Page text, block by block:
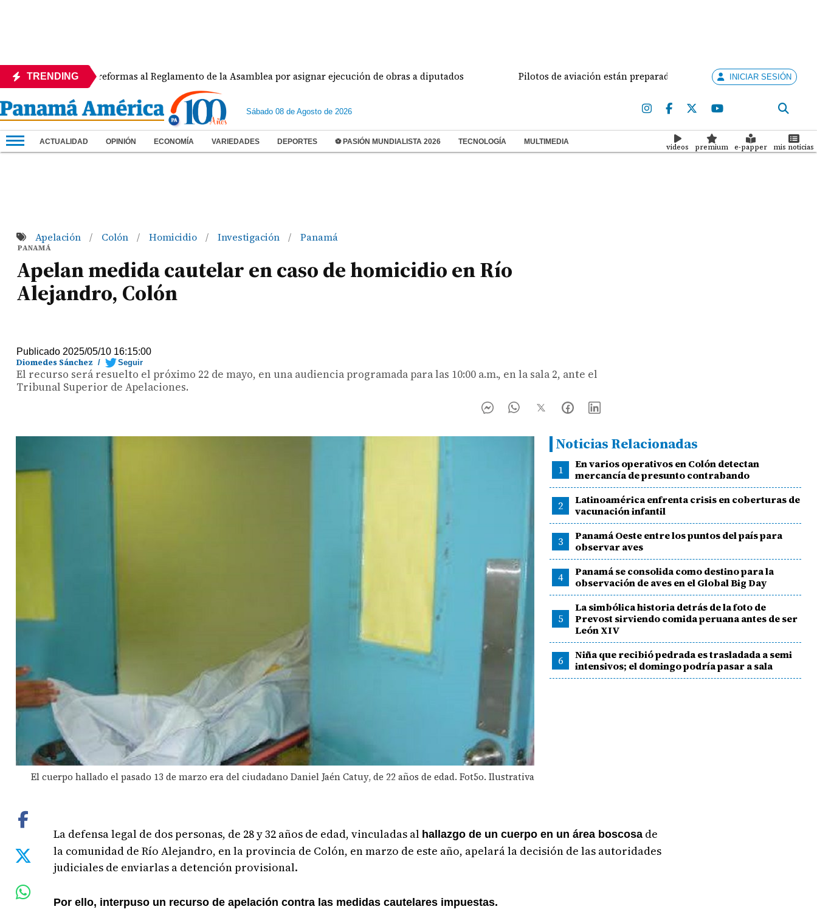
TRENDING
rechaza reformas al Reglamento de la Asamblea por asignar ejecución de obras a diputados Pilotos de aviación están preparados para ejercer la docenciaINICIAR SESIÓN
Sábado 08 de Agosto de 2026
ACTUALIDAD OPINIÓN ECONOMÍA VARIEDADES DEPORTES ⚽ PASIÓN MUNDIALISTA 2026 TECNOLOGÍA MULTIMEDIA
videos premium e-papper mis noticias
Apelación / Colón / Homicidio / Investigación / Panamá
PANAMÁ
Apelan medida cautelar en caso de homicidio en Río
Alejandro, Colón
Publicado 2025/05/10 16:15:00
Diomedes Sánchez / Seguir
El recurso será resuelto el próximo 22 de mayo, en una audiencia programada para las 10:00 a.m., en la sala 2, ante el
Tribunal Superior de Apelaciones.
El cuerpo hallado el pasado 13 de marzo era del ciudadano Daniel Jaén Catuy, de 22 años de edad. Fot5o. Ilustrativa
Noticias Relacionadas
1
En varios operativos en Colón detectan
mercancía de presunto contrabando
2
Latinoamérica enfrenta crisis en coberturas de
vacunación infantil
3
Panamá Oeste entre los puntos del país para
observar aves
4
Panamá se consolida como destino para la
observación de aves en el Global Big Day
5
La simbólica historia detrás de la foto de
Prevost sirviendo comida peruana antes de ser
León XIV
6
Niña que recibió pedrada es trasladada a semi
intensivos; el domingo podría pasar a sala
La defensa legal de dos personas, de 28 y 32 años de edad, vinculadas al hallazgo de un cuerpo en un área boscosa de
la comunidad de Río Alejandro, en la provincia de Colón, en marzo de este año, apelará la decisión de las autoridades
judiciales de enviarlas a detención provisional.
Por ello, interpuso un recurso de apelación contra las medidas cautelares impuestas.